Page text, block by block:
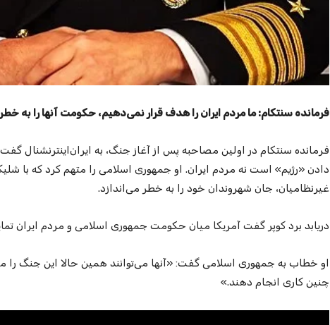
فرمانده سنتکام: ما مردم ایران را هدف قرار نمی‌دهیم، حکومت آنها را به
فرمانده سنتکام در اولین مصاحبه‌ پس از آغاز جنگ، به ایران‌اینترنشنال
دادن «رژیم» است نه مردم ایران. او جمهوری اسلامی را متهم کرد که با
غیرنظامیان، جان شهروندان خود را به خطر می‌اندازد.
دریابد برد کوپر گفت آمریکا میان حکومت جمهوری اسلامی و مردم ایران
او خطاب به جمهوری اسلامی گفت: «آنها می‌توانند همین حالا این جنگ را
چنین کاری انجام دهند.»